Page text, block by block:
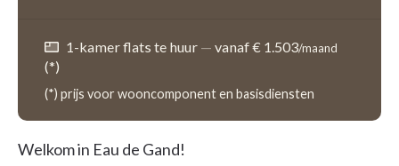
1-kamer flats te huur — vanaf € 1.503/maand
(*)
(*) prijs voor wooncomponent en basisdiensten
Welkom in Eau de Gand!